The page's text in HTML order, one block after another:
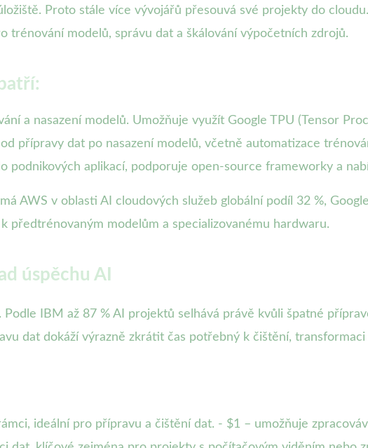
Proto stále více vývojářů přesouvá své projekty do
trénování modelů, správu dat a škálování výpočetních zdrojů.
a nasazení modelů. Umožňuje využít Google TPU (Tensor
přípravy dat po nasazení modelů, včetně automatizace
podnikových aplikací, podporuje open-source frameworky a
AWS v oblasti AI cloudových služeb globální podíl 32 %,
předtrénovaným modelům a specializovanému hardwaru.
úspěchu AI
IBM až 87 % AI projektů selhává právě kvůli špatné
dat dokáží výrazně zkrátit čas potřebný k čištění, transformaci
ideální pro přípravu a čištění dat. - $1 – umožňuje